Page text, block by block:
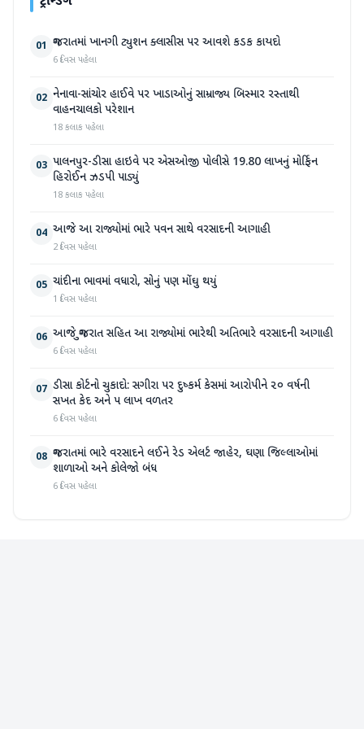
01 ગુજરાતમાં ખાનગી ટ્યુશન ક્લાસીસ પર આવશે કડક કાયદો
6 દિવસ પહેલા
02 નેનાવા-સાંચોર હાઈવે પર ખાડાઓનું સામ્રાજ્ય બિસ્માર રસ્તાથી
વાહનચાલકો પરેશાન
18 કલાક પહેલા
03 પાલનપુર-ડીસા હાઇવે પર એસઓજી પોલીસે 19.80 લાખનું મોર્ફિન
હિરોઈન ઝડપી પાડ્યું
18 કલાક પહેલા
04 આજે આ રાજ્યોમાં ભારે પવન સાથે વરસાદની આગાહી
2 દિવસ પહેલા
05 ચાંદીના ભાવમાં વધારો, સોનું પણ મોંઘુ થયું
1 દિવસ પહેલા
06 આજે ગુજરાત સહિત આ રાજ્યોમાં ભારેથી અતિભારે વરસાદની આગાહી
6 દિવસ પહેલા
07 ડીસા કોર્ટનો ચુકાદો: સગીરા પર દુષ્કર્મ કેસમાં આરોપીને ૨૦ વર્ષની
સખત કેદ અને ૫ લાખ વળતર
6 દિવસ પહેલા
08 ગુજરાતમાં ભારે વરસાદને લઈને રેડ એલર્ટ જાહેર, ઘણા જિલ્લાઓમાં
શાળાઓ અને કોલેજો બંધ
6 દિવસ પહેલા